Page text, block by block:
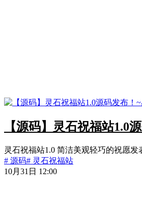
【源码】灵石祝福站1.0
灵石祝福站1.0 简洁美观轻巧的祝愿发
# 源码# 灵石祝福站
10月31日 12:00